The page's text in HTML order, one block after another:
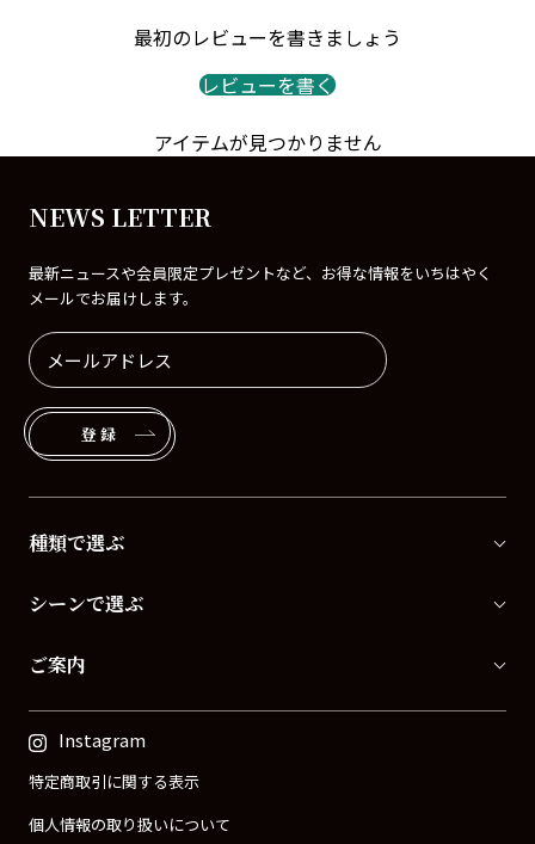
最初のレビューを書きましょう
レビューを書く
アイテムが見つかりません
NEWS LETTER
最新ニュースや会員限定プレゼントなど、お得な情報をいちはやく
メールでお届けします。
登録
種類で選ぶ
シーンで選ぶ
ご案内
Instagram
特定商取引に関する表示
個人情報の取り扱いについて